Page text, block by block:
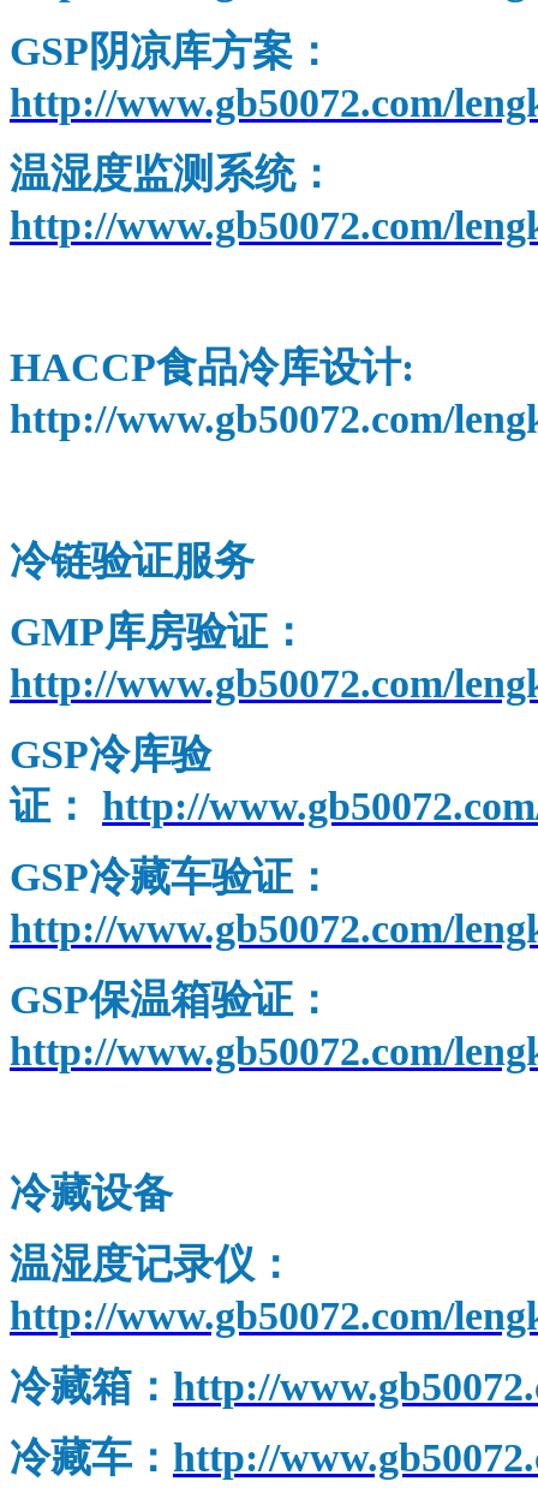
GSP阴凉库方案：
http://www.gb50072.com/
温湿度监测系统：
http://www.gb50072.com/
HACCP食品冷库设计:
http://www.gb50072.com/
冷链验证服务
GMP库房验证：
http://www.gb50072.com/
GSP冷库验
证： http://
GSP冷藏车验证：
http://www.gb50072.com/
GSP保温箱验证：
http://www.gb50072.com/
冷藏设备
温湿度记录仪：
http://www.gb50072.com/
冷藏箱： http://
冷藏车： http://